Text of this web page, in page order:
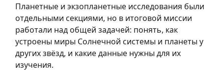
Планетные и экзопланетные исследования были
отдельными секциями, но в итоговой миссии
работали над общей задачей: понять, как
устроены миры Солнечной системы и планеты у
других звёзд, и какие данные нужны для их
изучения.